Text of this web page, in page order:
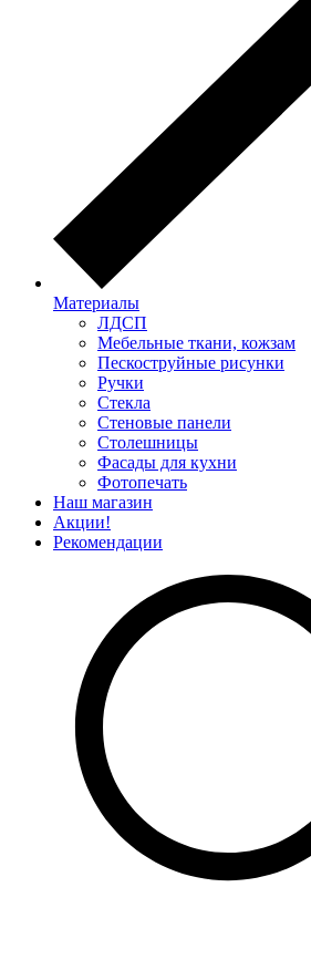
Материалы
ЛДСП
Мебельные ткани, кожзам
Пескоструйные рисунки
Ручки
Стекла
Стеновые панели
Столешницы
Фасады для кухни
Фотопечать
Наш магазин
Акции!
Рекомендации